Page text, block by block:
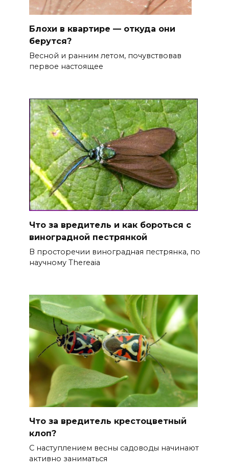
Блохи в квартире — откуда они
берутся?
Весной и ранним летом, почувствовав
первое настоящее
Что за вредитель и как бороться с
виноградной пестрянкой
В просторечии виноградная пестрянка, по
научному Thereaia
Что за вредитель крестоцветный
клоп?
С наступлением весны садоводы начинают
активно заниматься